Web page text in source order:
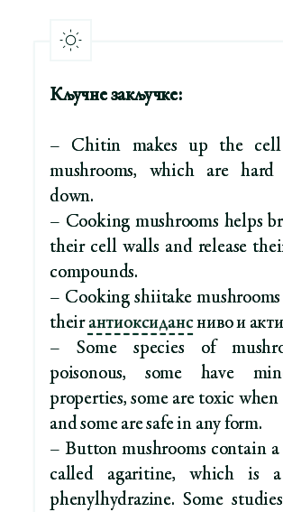
Кључне закључке:
– Chitin makes up the
mushrooms, which are
down.
– Cooking mushrooms helps
their cell walls and release
compounds.
– Cooking shiitake mushrooms
theirантиоксидансниво и
– Some species of
poisonous, some have
properties, some are toxic
and some are safe in any form.
– Button mushrooms contain a
called agaritine, which is
phenylhydrazine. Some